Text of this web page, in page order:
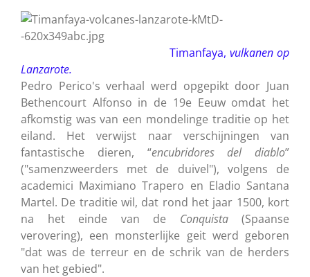
Timanfaya,vulkanen op
Lanzarote.
Pedro Perico's verhaal werd opgepikt door Juan
Bethencourt Alfonso in de 19e Eeuw omdat het
afkomstig was van een mondelinge traditie op het
eiland. Het verwijst naar verschijningen van
fantastische dieren, “encubridores del diablo”
("samenzweerders met de duivel"), volgens de
academici Maximiano Trapero en Eladio Santana
Martel. De traditie wil, dat rond het jaar 1500, kort
na het einde van de Conquista(Spaanse
verovering), een monsterlijke geit werd geboren
"dat was de terreur en de schrik van de herders
van het gebied".